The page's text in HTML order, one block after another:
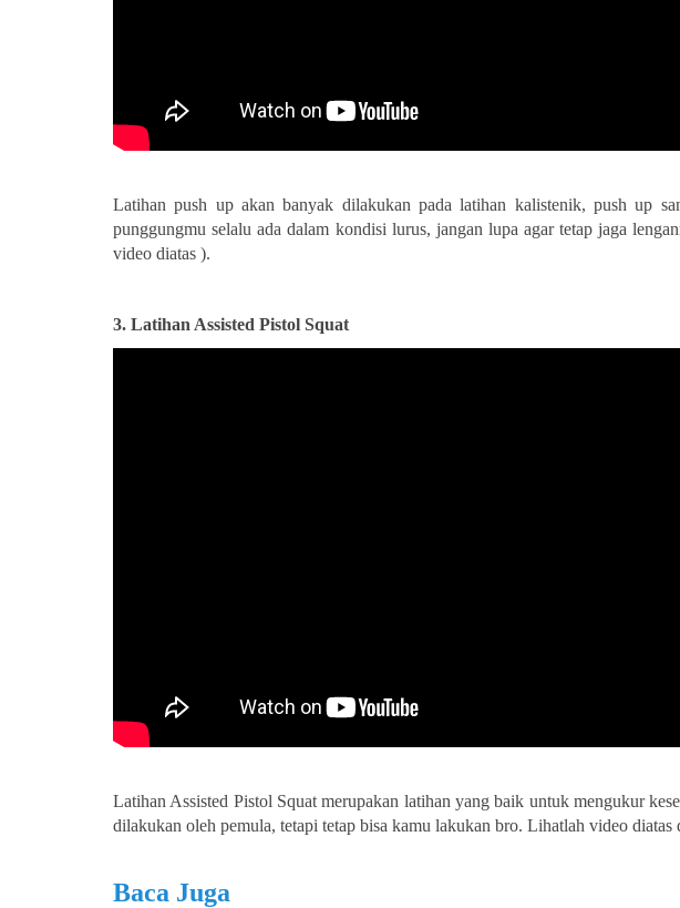
Latihan push up akan banyak dilakukan pada latihan kalistenik, push up
punggungmu selalu ada dalam kondisi lurus, jangan lupa agar tetap jaga
video diatas ).
3. Latihan Assisted Pistol Squat
Latihan Assisted Pistol Squat merupakan latihan yang baik untuk mengukur
dilakukan oleh pemula, tetapi tetap bisa kamu lakukan bro. Lihatlah video diatas
Baca Juga